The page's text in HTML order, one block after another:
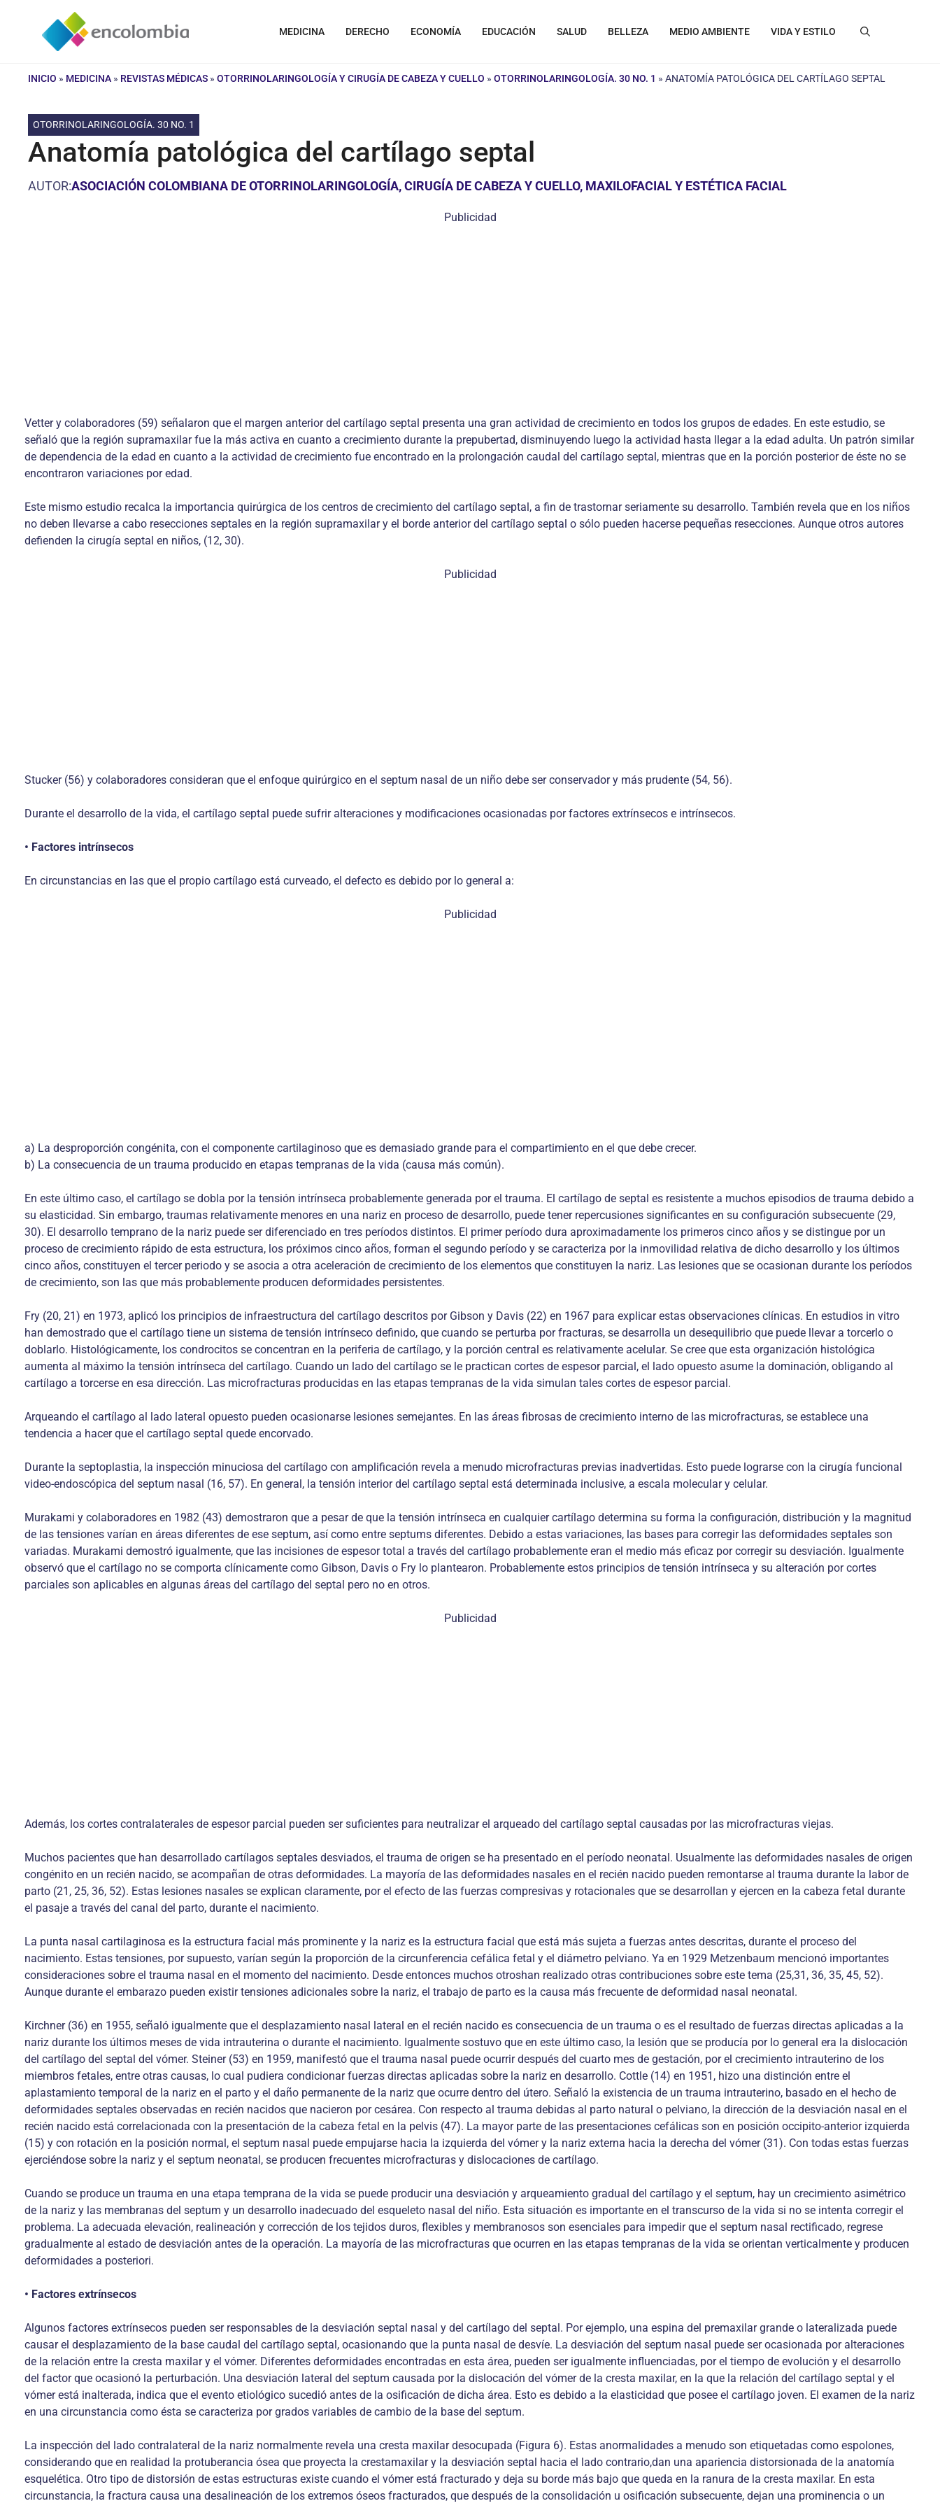
contenido
MEDICINA DERECHO ECONOMÍA EDUCACIÓN SALUD BELLEZA MEDIO AMBIENTE VIDA Y ESTILO
INICIO » MEDICINA » REVISTAS MÉDICAS » OTORRINOLARINGOLOGÍA Y CIRUGÍA DE CABEZA Y CUELLO » OTORRINOLARINGOLOGÍA. 30 NO. 1 » ANATOMÍA PATOLÓGICA DEL CARTÍLAGO SEPTAL
OTORRINOLARINGOLOGÍA. 30 NO. 1
Anatomía patológica del cartílago septal
AUTOR:ASOCIACIÓN COLOMBIANA DE OTORRINOLARINGOLOGÍA, CIRUGÍA DE CABEZA Y CUELLO, MAXILOFACIAL Y ESTÉTICA FACIAL
Publicidad
Vetter y colaboradores (59) señalaron que el margen anterior del cartílago septal presenta una gran actividad de crecimiento en todos los grupos de edades. En este estudio, se
señaló que la región supramaxilar fue la más activa en cuanto a crecimiento durante la prepubertad, disminuyendo luego la actividad hasta llegar a la edad adulta. Un patrón similar
de dependencia de la edad en cuanto a la actividad de crecimiento fue encontrado en la prolongación caudal del cartílago septal, mientras que en la porción posterior de éste no se
encontraron variaciones por edad.
Este mismo estudio recalca la importancia quirúrgica de los centros de crecimiento del cartílago septal, a fin de trastornar seriamente su desarrollo. También revela que en los niños
no deben llevarse a cabo resecciones septales en la región supramaxilar y el borde anterior del cartílago septal o sólo pueden hacerse pequeñas resecciones. Aunque otros autores
defienden la cirugía septal en niños, (12, 30).
Publicidad
Stucker (56) y colaboradores consideran que el enfoque quirúrgico en el septum nasal de un niño debe ser conservador y más prudente (54, 56).
Durante el desarrollo de la vida, el cartílago septal puede sufrir alteraciones y modificaciones ocasionadas por factores extrínsecos e intrínsecos.
• Factores intrínsecos
En circunstancias en las que el propio cartílago está curveado, el defecto es debido por lo general a:
Publicidad
a) La desproporción congénita, con el componente cartilaginoso que es demasiado grande para el compartimiento en el que debe crecer.
b) La consecuencia de un trauma producido en etapas tempranas de la vida (causa más común).
En este último caso, el cartílago se dobla por la tensión intrínseca probablemente generada por el trauma. El cartílago de septal es resistente a muchos episodios de trauma debido a
su elasticidad. Sin embargo, traumas relativamente menores en una nariz en proceso de desarrollo, puede tener repercusiones significantes en su configuración subsecuente (29,
30). El desarrollo temprano de la nariz puede ser diferenciado en tres períodos distintos. El primer período dura aproximadamente los primeros cinco años y se distingue por un
proceso de crecimiento rápido de esta estructura, los próximos cinco años, forman el segundo período y se caracteriza por la inmovilidad relativa de dicho desarrollo y los últimos
cinco años, constituyen el tercer periodo y se asocia a otra aceleración de crecimiento de los elementos que constituyen la nariz. Las lesiones que se ocasionan durante los períodos
de crecimiento, son las que más probablemente producen deformidades persistentes.
Fry (20, 21) en 1973, aplicó los principios de infraestructura del cartílago descritos por Gibson y Davis (22) en 1967 para explicar estas observaciones clínicas. En estudios in vitro
han demostrado que el cartílago tiene un sistema de tensión intrínseco definido, que cuando se perturba por fracturas, se desarrolla un desequilibrio que puede llevar a torcerlo o
doblarlo. Histológicamente, los condrocitos se concentran en la periferia de cartílago, y la porción central es relativamente acelular. Se cree que esta organización histológica
aumenta al máximo la tensión intrínseca del cartílago. Cuando un lado del cartílago se le practican cortes de espesor parcial, el lado opuesto asume la dominación, obligando al
cartílago a torcerse en esa dirección. Las microfracturas producidas en las etapas tempranas de la vida simulan tales cortes de espesor parcial.
Arqueando el cartílago al lado lateral opuesto pueden ocasionarse lesiones semejantes. En las áreas fibrosas de crecimiento interno de las microfracturas, se establece una
tendencia a hacer que el cartílago septal quede encorvado.
Durante la septoplastia, la inspección minuciosa del cartílago con amplificación revela a menudo microfracturas previas inadvertidas. Esto puede lograrse con la cirugía funcional
video-endoscópica del septum nasal (16, 57). En general, la tensión interior del cartílago septal está determinada inclusive, a escala molecular y celular.
Murakami y colaboradores en 1982 (43) demostraron que a pesar de que la tensión intrínseca en cualquier cartílago determina su forma la configuración, distribución y la magnitud
de las tensiones varían en áreas diferentes de ese septum, así como entre septums diferentes. Debido a estas variaciones, las bases para corregir las deformidades septales son
variadas. Murakami demostró igualmente, que las incisiones de espesor total a través del cartílago probablemente eran el medio más eficaz por corregir su desviación. Igualmente
observó que el cartílago no se comporta clínicamente como Gibson, Davis o Fry lo plantearon. Probablemente estos principios de tensión intrínseca y su alteración por cortes
parciales son aplicables en algunas áreas del cartílago del septal pero no en otros.
Publicidad
Además, los cortes contralaterales de espesor parcial pueden ser suficientes para neutralizar el arqueado del cartílago septal causadas por las microfracturas viejas.
Muchos pacientes que han desarrollado cartílagos septales desviados, el trauma de origen se ha presentado en el período neonatal. Usualmente las deformidades nasales de origen
congénito en un recién nacido, se acompañan de otras deformidades. La mayoría de las deformidades nasales en el recién nacido pueden remontarse al trauma durante la labor de
parto (21, 25, 36, 52). Estas lesiones nasales se explican claramente, por el efecto de las fuerzas compresivas y rotacionales que se desarrollan y ejercen en la cabeza fetal durante
el pasaje a través del canal del parto, durante el nacimiento.
La punta nasal cartilaginosa es la estructura facial más prominente y la nariz es la estructura facial que está más sujeta a fuerzas antes descritas, durante el proceso del
nacimiento. Estas tensiones, por supuesto, varían según la proporción de la circunferencia cefálica fetal y el diámetro pelviano. Ya en 1929 Metzenbaum mencionó importantes
consideraciones sobre el trauma nasal en el momento del nacimiento. Desde entonces muchos otroshan realizado otras contribuciones sobre este tema (25,31, 36, 35, 45, 52).
Aunque durante el embarazo pueden existir tensiones adicionales sobre la nariz, el trabajo de parto es la causa más frecuente de deformidad nasal neonatal.
Kirchner (36) en 1955, señaló igualmente que el desplazamiento nasal lateral en el recién nacido es consecuencia de un trauma o es el resultado de fuerzas directas aplicadas a la
nariz durante los últimos meses de vida intrauterina o durante el nacimiento. Igualmente sostuvo que en este último caso, la lesión que se producía por lo general era la dislocación
del cartílago del septal del vómer. Steiner (53) en 1959, manifestó que el trauma nasal puede ocurrir después del cuarto mes de gestación, por el crecimiento intrauterino de los
miembros fetales, entre otras causas, lo cual pudiera condicionar fuerzas directas aplicadas sobre la nariz en desarrollo. Cottle (14) en 1951, hizo una distinción entre el
aplastamiento temporal de la nariz en el parto y el daño permanente de la nariz que ocurre dentro del útero. Señaló la existencia de un trauma intrauterino, basado en el hecho de
deformidades septales observadas en recién nacidos que nacieron por cesárea. Con respecto al trauma debidas al parto natural o pelviano, la dirección de la desviación nasal en el
recién nacido está correlacionada con la presentación de la cabeza fetal en la pelvis (47). La mayor parte de las presentaciones cefálicas son en posición occipito-anterior izquierda
(15) y con rotación en la posición normal, el septum nasal puede empujarse hacia la izquierda del vómer y la nariz externa hacia la derecha del vómer (31). Con todas estas fuerzas
ejerciéndose sobre la nariz y el septum neonatal, se producen frecuentes microfracturas y dislocaciones de cartílago.
Cuando se produce un trauma en una etapa temprana de la vida se puede producir una desviación y arqueamiento gradual del cartílago y el septum, hay un crecimiento asimétrico
de la nariz y las membranas del septum y un desarrollo inadecuado del esqueleto nasal del niño. Esta situación es importante en el transcurso de la vida si no se intenta corregir el
problema. La adecuada elevación, realineación y corrección de los tejidos duros, flexibles y membranosos son esenciales para impedir que el septum nasal rectificado, regrese
gradualmente al estado de desviación antes de la operación. La mayoría de las microfracturas que ocurren en las etapas tempranas de la vida se orientan verticalmente y producen
deformidades a posteriori.
• Factores extrínsecos
Algunos factores extrínsecos pueden ser responsables de la desviación septal nasal y del cartílago del septal. Por ejemplo, una espina del premaxilar grande o lateralizada puede
causar el desplazamiento de la base caudal del cartílago septal, ocasionando que la punta nasal de desvíe. La desviación del septum nasal puede ser ocasionada por alteraciones
de la relación entre la cresta maxilar y el vómer. Diferentes deformidades encontradas en esta área, pueden ser igualmente influenciadas, por el tiempo de evolución y el desarrollo
del factor que ocasionó la perturbación. Una desviación lateral del septum causada por la dislocación del vómer de la cresta maxilar, en la que la relación del cartílago septal y el
vómer está inalterada, indica que el evento etiológico sucedió antes de la osificación de dicha área. Esto es debido a la elasticidad que posee el cartílago joven. El examen de la nariz
en una circunstancia como ésta se caracteriza por grados variables de cambio de la base del septum.
La inspección del lado contralateral de la nariz normalmente revela una cresta maxilar desocupada (Figura 6). Estas anormalidades a menudo son etiquetadas como espolones,
considerando que en realidad la protuberancia ósea que proyecta la crestamaxilar y la desviación septal hacia el lado contrario,dan una apariencia distorsionada de la anatomía
esquelética. Otro tipo de distorsión de estas estructuras existe cuando el vómer está fracturado y deja su borde más bajo que queda en la ranura de la cresta maxilar. En esta
circunstancia, la fractura causa una desalineación de los extremos óseos fracturados, que después de la consolidación u osificación subsecuente, dejan una prominencia o un